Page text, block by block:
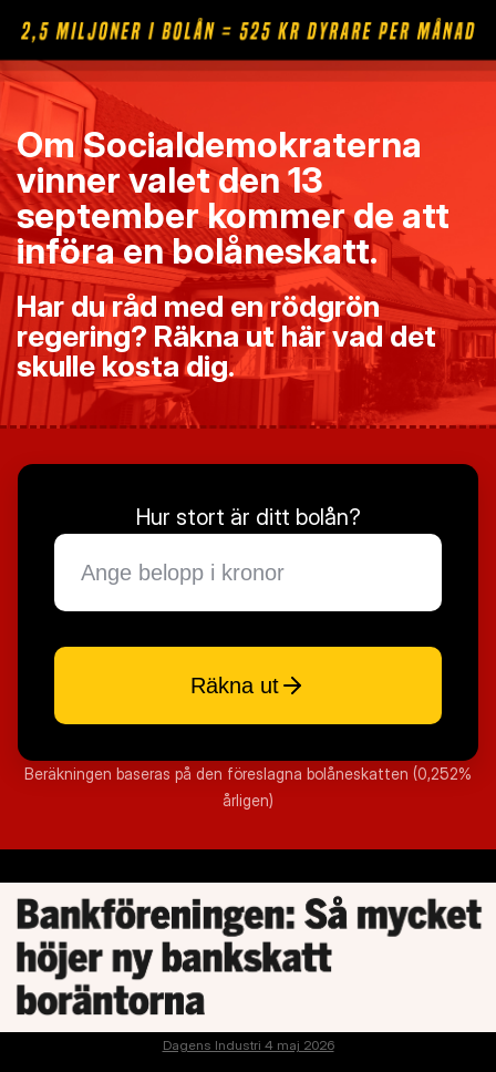
Om Socialdemokraterna
vinner valet den 13
september kommer de att
införa en bolåneskatt.
Har du råd med en rödgrön
regering? Räkna ut här vad det
skulle kosta dig.
Hur stort är ditt bolån?
Räkna ut
Beräkningen baseras på den föreslagna bolåneskatten (0,252%
årligen)
Dagens Industri 4 maj 2026